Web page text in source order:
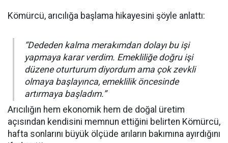
Kömürcü, arıcılığa başlama hikayesini şöyle anlattı:
“Dededen kalma merakımdan dolayı bu işi
yapmaya karar verdim. Emekliliğe doğru işi
düzene oturturum diyordum ama çok zevkli
olmaya başlayınca, emeklilik öncesinde
artırmaya başladım.”
Arıcılığın hem ekonomik hem de doğal üretim
açısından kendisini memnun ettiğini belirten Kömürcü,
hafta sonlarını büyük ölçüde arıların bakımına ayırdığını